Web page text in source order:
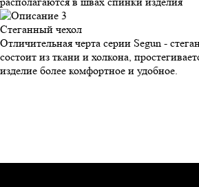
Стеганный чехол
Отличительная черта серии Segun -
состоит из ткани и холкона,
изделие более комфортное и удобное.